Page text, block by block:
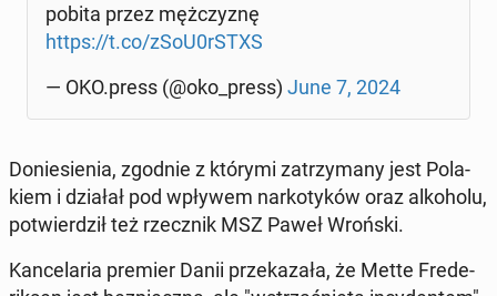
pobita przez męż­czy­znę
https://t.co/zSoU0rSTXS
— OKO.press (@oko_press) June 7, 2024
Do­nie­sie­nia, zgodnie z którymi za­trzy­ma­ny jest Po­la­
kiem i działał pod wpływem nar­ko­ty­ków oraz al­ko­ho­lu,
po­twier­dził też rzecz­nik MSZ Paweł Wroński.
Kan­ce­la­ria premier Danii prze­ka­za­ła, że Mette Fre­de­